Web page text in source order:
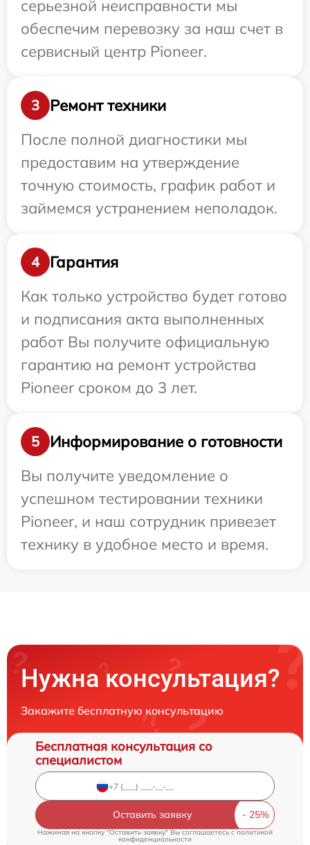
серьезной неисправности мы
обеспечим перевозку за наш счет в
сервисный центр Pioneer.
3
Ремонт техники
После полной диагностики мы
предоставим на утверждение
точную стоимость, график работ и
займемся устранением неполадок.
4
Гарантия
Как только устройство будет готово
и подписания акта выполненных
работ Вы получите официальную
гарантию на ремонт устройства
Pioneer сроком до 3 лет.
5
Информирование о готовности
Вы получите уведомление о
успешном тестировании техники
Pioneer, и наш сотрудник привезет
технику в удобное место и время.
Нужна консультация?
Закажите бесплатную консультацию
Бесплатная консультация со
специалистом
Оставить заявку
Нажимая на кнопку "Оставить заявку" Вы соглашаетесь c политикой
конфиденциальности